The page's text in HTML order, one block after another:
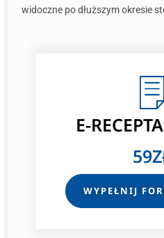
widoczne po dłuższym okresie
E-RECEPTA
WYPEŁNIJ